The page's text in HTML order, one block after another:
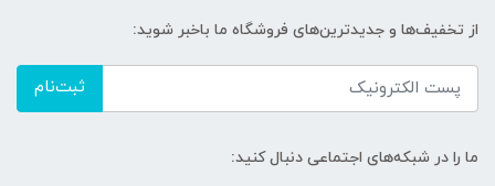
از تخفیف‌ها و جدیدترین‌های فروشگاه ما باخبر شوید:
ثبت‌نام
ما را در شبکه‌های اجتماعی دنبال کنید: